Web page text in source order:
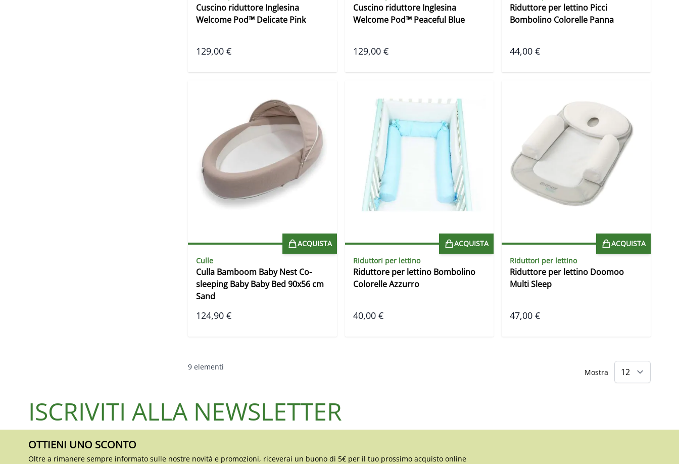
Cuscino riduttore Inglesina
Welcome Pod™ Delicate Pink
129,00 €
Cuscino riduttore Inglesina
Welcome Pod™ Peaceful Blue
129,00 €
Riduttore per lettino Picci
Bombolino Colorelle Panna
44,00 €
ACQUISTA
Culle
Culla Bamboom Baby Nest Co-
sleeping Baby Baby Bed 90x56 cm
Sand
124,90 €
ACQUISTA
Riduttori per lettino
Riduttore per lettino Bombolino
Colorelle Azzurro
40,00 €
ACQUISTA
Riduttori per lettino
Riduttore per lettino Doomoo
Multi Sleep
47,00 €
9 elementi
Mostra
ISCRIVITI ALLA NEWSLETTER
OTTIENI UNO SCONTO
Oltre a rimanere sempre informato sulle nostre novità e promozioni, riceverai un buono di 5€ per il tuo prossimo acquisto online